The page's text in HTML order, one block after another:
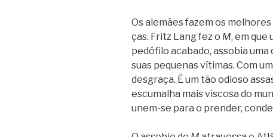
Os ale­mães fazem os
ças. Fritz Lang fez o M, em
pedó­filo aca­bado, asso­bia
suas peque­nas víti­mas. Com
des­graça. É um tão odi­oso
escu­ma­lha mais vis­cosa do
unem-se para o pren­der,